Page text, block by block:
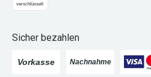
Sicher bezahlen